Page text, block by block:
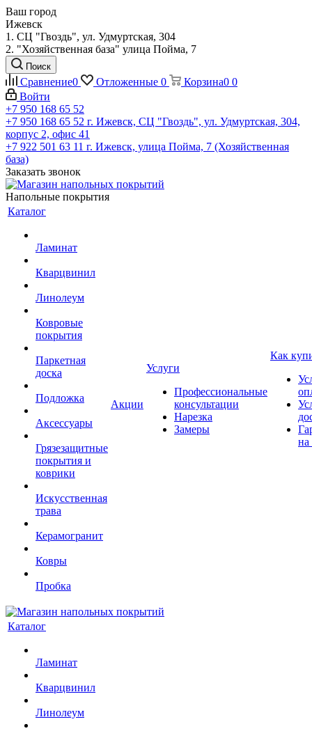
Ваш город
Ижевск
1. СЦ "Гвоздь", ул. Удмуртская, 304
2. "Хозяйственная база" улица Пойма, 7
Поиск
Сравнение0 Отложенные 0 Корзина0 0
Войти
+7 950 168 65 52
+7 950 168 65 52 г. Ижевск, СЦ "Гвоздь", ул. Удмуртская, 304,
корпус 2, офис 41
+7 922 501 63 11 г. Ижевск, улица Пойма, 7 (Хозяйственная
база)
Заказать звонок
Напольные покрытия
Каталог
Ламинат
Кварцвинил
Линолеум
Ковровые
покрытия
Паркетная
доска
Подложка
Аксессуары
Грязезащитные
покрытия и
коврики
Искусственная
трава
Керамогранит
Ковры
Пробка
Акции
Услуги
Профессиональные
консультации
Нарезка
Замеры
Как
на
Каталог
Ламинат
Кварцвинил
Линолеум